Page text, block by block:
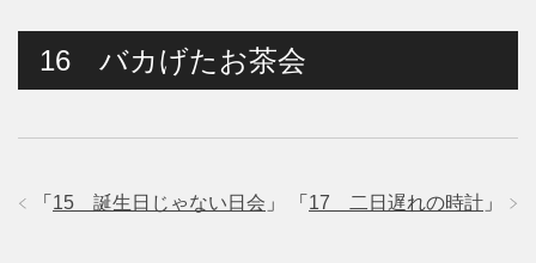
16 バカげたお茶会
「 17 二日遅れの時計 」
「 15 誕生日じゃない日会 」